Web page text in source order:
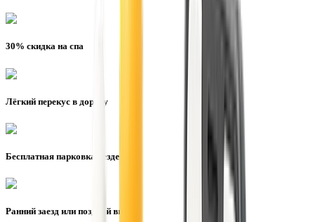
30% скидка на спа
Лёгкий перекус в дорогу
Бесплатная парковка везде
Ранний заезд или поздний выезд